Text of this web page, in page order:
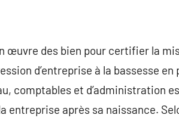
œuvre des bien pour certifier la
d’entreprise à la bassesse
comptables et d’administration
après sa naissance.